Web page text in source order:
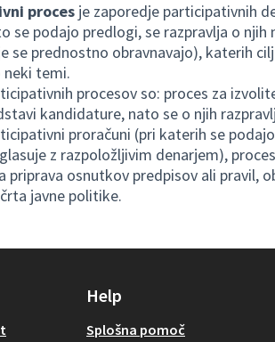
proces je zaporedje participativnih
se podajo predlogi, se razpravlja o njih
se prednostno obravnavajo), katerih
temi.
procesov so: proces za
kandidature, nato se o njih
proračuni (pri katerih se
z razpoložljivim denarjem),
priprava osnutkov predpisov ali pravil,
javne politike.
Help
Splošna pomoč